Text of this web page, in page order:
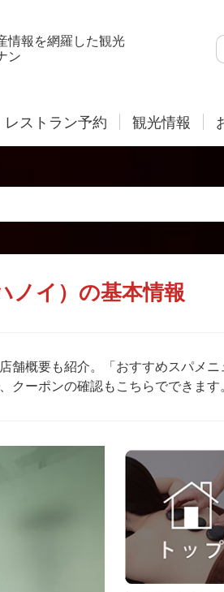
情報を網羅した観光
ン
レストラン予約 観光情報
ノイ）の基本情報
舗概要も紹介。「おすすめスパメ
ーポンの確認もこちらでできます